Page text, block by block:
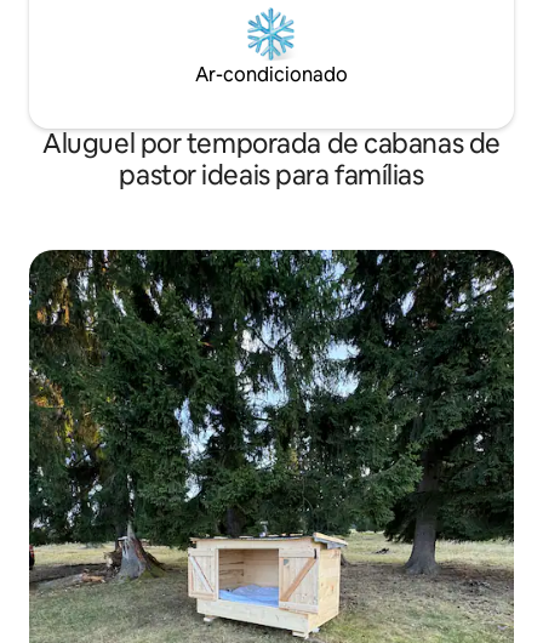
Ar-condicionado
Aluguel por temporada de cabanas de
pastor ideais para famílias